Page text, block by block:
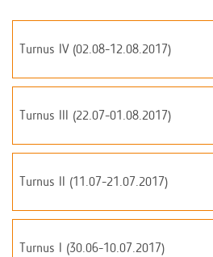
Turnus IV (02.08-12.08.2017)
Turnus III (22.07-01.08.2017)
Turnus II (11.07-21.07.2017)
Turnus I (30.06-10.07.2017)